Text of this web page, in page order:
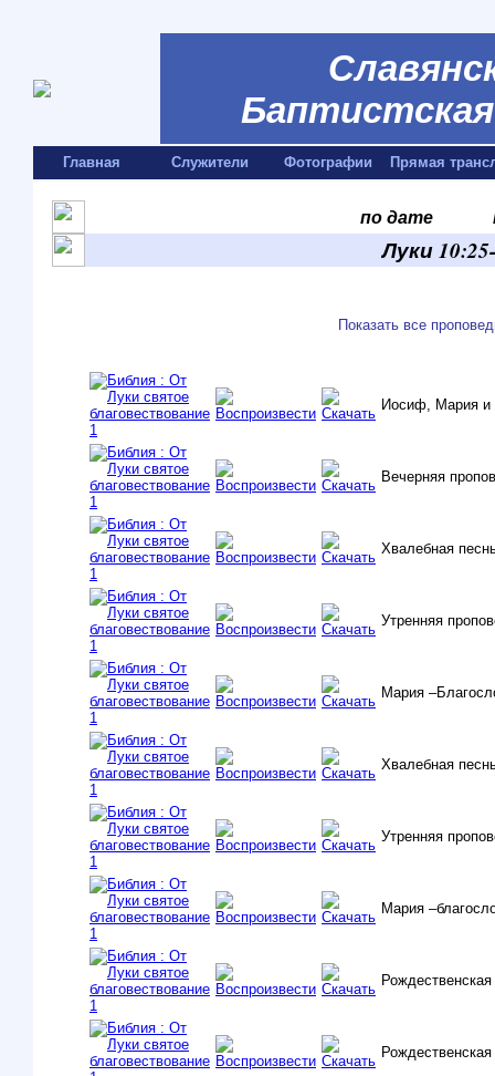
Главная Служители Фотографии Прямая
по дате
Луки
Показать все
Иосиф, Мария и
Вечерняя
Хвалебная
Утренняя
Мария
Хвалебная
Утренняя
Мария